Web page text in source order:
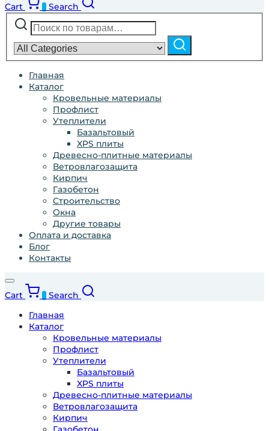
Cart
Search
Искать:
by
category:
Поиск
Главная
Каталог
Кровельные материалы
Профлист
Утеплители
Базальтовый
XPS плиты
Древесно-плитные материалы
Ветровлагозащита
Кирпич
Газобетон
Строительство
Окна
Другие товары
Оплата и доставка
Блог
Контакты
Cart
Search
Главная
Каталог
Кровельные материалы
Профлист
Утеплители
Базальтовый
XPS плиты
Древесно-плитные материалы
Ветровлагозащита
Кирпич